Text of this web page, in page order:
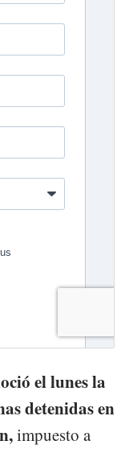
el lunes la
detenidas en
impuesto a